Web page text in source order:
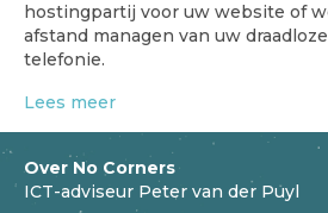
hostingpartij voor uw website of
afstand managen van uw
telefonie.
Lees meer
Over No Corners
ICT-adviseur Peter van der Puyl